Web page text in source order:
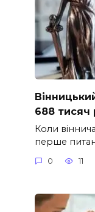
688 тисяч
Коли
перше
0 11